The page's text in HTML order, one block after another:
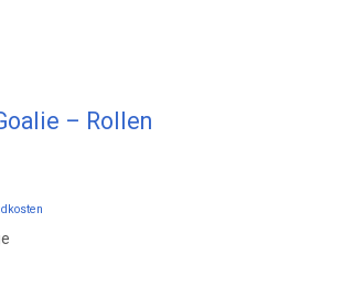
– Rollen